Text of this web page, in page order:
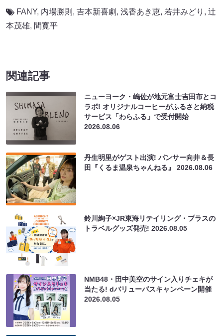
FANY, 内場勝則 , 吉本新喜劇 , 浅香あき恵, 若井みどり , 辻
本茂雄, 間寛平
関連記事
ニューヨーク・嶋佐が地元富士吉田市とコ
ラボ! オリジナルコーヒーがふるさと納税
サービス「わらふる」で受付開始
2026.08.06
丹生明里がゲスト出演! パンサー向井＆長
田『くるま温泉ちゃんねる』2026.08.06
鈴川絢子×JR東海リテイリング・プラスの
トラベルグッズ発売!2026.08.05
NMB48・田中美空のサイン入りチェキが
当たる! dバリューパスキャンペーン開催
2026.08.05